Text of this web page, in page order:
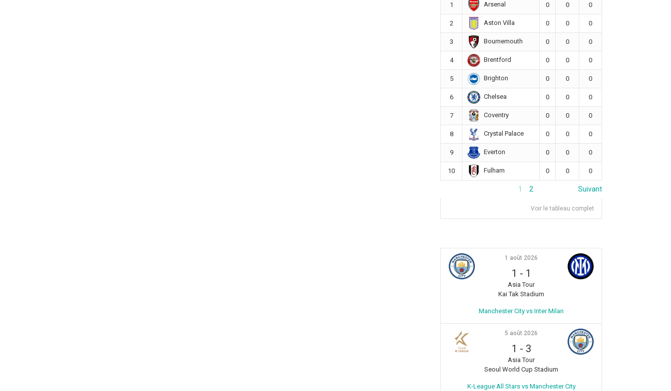
1 Arsenal 0 0 0
2 Aston Villa 0 0 0
3 Bournemouth 0 0 0
4 Brentford 0 0 0
5 Brighton 0 0 0
6 Chelsea 0 0 0
7 Coventry 0 0 0
8 Crystal Palace 0 0 0
9 Everton 0 0 0
10 Fulham 0 0 0
1 2 Suivant
Voir le tableau complet
1 août 2026
1 - 1
Asia Tour
Kai Tak Stadium
Manchester City vs Inter Milan
5 août 2026
1 - 3
Asia Tour
Seoul World Cup Stadium
K-League All Stars vs Manchester City